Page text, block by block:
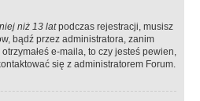
niż 13 latpodczas rejestracji, musisz
bądź przez administratora, zanim
e-maila, to czy jesteś pewien,
się z administratorem Forum.